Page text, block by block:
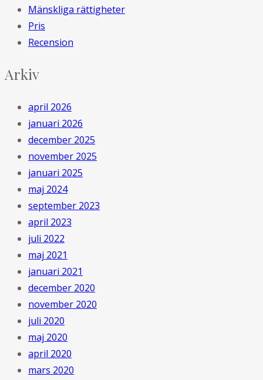
Mänskliga rättigheter
Pris
Recension
Arkiv
april 2026
januari 2026
december 2025
november 2025
januari 2025
maj 2024
september 2023
april 2023
juli 2022
maj 2021
januari 2021
december 2020
november 2020
juli 2020
maj 2020
april 2020
mars 2020